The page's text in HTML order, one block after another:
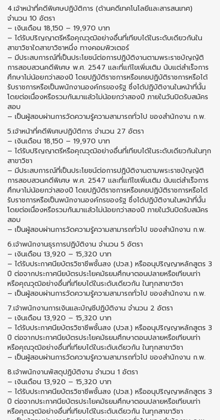
4.เจ้าหน้าที่คดีพิเศษปฏิบัติการ (ด้านคดีเทคโนโลยีและสารสนเทศ)
จำนวน 10 อัตรา
– เงินเดือน 18,150 – 19,970 บาท
– ได้รับปริญญาตรีหรือคุณวุฒิอย่างอื่นที่เทียบได้ในระดับเดียวกันใน
สาขาวิชาใดสาขาวิชาหนึ่ง ทางคอมพิวเตอร์
– มีประสบการณ์ที่เป็นประโยชน์ต่อการปฏิบัติงานตามพระราชบัญญัติ
การสอบสวนคดีพิเศษ พ.ศ. 2547 และที่แก้ไขเพิ่มเติม นับแต่สำเร็จการ
ศึกษาไม่น้อยกว่าสองปี โดยปฏิบัติราชการหรือเคยปฏิบัติราชการหรือได้
รับราชการหรือเป็นพนักงานองค์กรของรัฐ ซึ่งได้ปฏิบัติงานในหน้าที่นั้น
โดยต่อเนื่องหรือรวมกันมาแล้วไม่น้อยกว่าสองปี ภายในวันปิดรับสมัคร
สอบ
– เป็นผู้สอบผ่านการวัดความรู้ความสามารถทั่วไป ของสำนักงาน ก.พ.
5.เจ้าหน้าที่คดีพิเศษปฏิบัติการ จำนวน 27 อัตรา
– เงินเดือน 18,150 – 19,970 บาท
– ได้รับปริญญาตรีหรือคุณวุฒิอย่างอื่นที่เทียบได้ในระดับเดียวกันในทุก
สาขาวิชา
– มีประสบการณ์ที่เป็นประโยชน์ต่อการปฏิบัติงานตามพระราชบัญญัติ
การสอบสวนคดีพิเศษ พ.ศ. 2547 และที่แก้ไขเพิ่มเติม นับแต่สำเร็จการ
ศึกษาไม่น้อยกว่าสองปี โดยปฏิบัติราชการหรือเคยปฏิบัติราชการหรือได้
รับราชการหรือเป็นพนักงานองค์กรของรัฐ ซึ่งได้ปฏิบัติงานในหน้าที่นั้น
โดยต่อเนื่องหรือรวมกันมาแล้วไม่น้อยกว่าสองปี ภายในวันปิดรับสมัคร
สอบ
– เป็นผู้สอบผ่านการวัดความรู้ความสามารถทั่วไป ของสำนักงาน ก.พ.
6.เจ้าพนักงานธุรการปฏิบัติงาน จำนวน 5 อัตรา
– เงินเดือน 13,920 – 15,320 บาท
– ได้รับประกาศนียบัตรวิชาชีพชั้นสง (ปวส.) หรืออนุปริญญาหลักสูตร 3
ปี ต่อจากประกาศนียบัตรประโยคมัธยมศึกษาตอนปลายหรือเทียบเท่า
หรือคุณวุฒิอย่างอื่นที่เทียบได้ในระดับเดียวกัน ในทุกสาขาวิชา
– เป็นผู้สอบผ่านการวัดความรู้ความสามารถทั่วไป ของสำนักงาน ก.พ.
7.เจ้าพนักงานการเงินและบัญชีปฏิบัติงาน จำนวน 2 อัตรา
– เงินเดือน 13,920 – 15,320 บาท
– ได้รับประกาศนียบัตรวิชาชีพชั้นสง (ปวส.) หรืออนุปริญญาหลักสูตร 3
ปี ต่อจากประกาศนียบัตรประโยคมัธยมศึกษาตอนปลายหรือเทียบเท่า
หรือคุณวุฒิอย่างอื่นที่เทียบได้ในระดับเดียวกัน ในทุกสาขาวิชา
– เป็นผู้สอบผ่านการวัดความรู้ความสามารถทั่วไป ของสำนักงาน ก.พ.
8.เจ้าพนักงานพัสดุปฏิบัติงาน จำนวน 1 อัตรา
– เงินเดือน 13,920 – 15,320 บาท
– ได้รับประกาศนียบัตรวิชาชีพชั้นสง (ปวส.) หรืออนุปริญญาหลักสูตร 3
ปี ต่อจากประกาศนียบัตรประโยคมัธยมศึกษาตอนปลายหรือเทียบเท่า
หรือคุณวุฒิอย่างอื่นที่เทียบได้ในระดับเดียวกัน ในทุกสาขาวิชา